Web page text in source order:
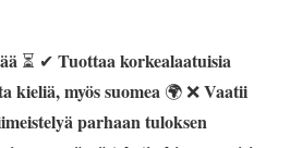
⏳ ✔ Tuottaa korkealaatuisia
kieliä, myös suomea 🌍 ❌Vaatii
parhaan tuloksen